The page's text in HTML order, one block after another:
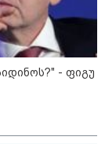
იცის, რასთან
ნია
დაკავება
16 წლის
9 თვის
- ფიგუ